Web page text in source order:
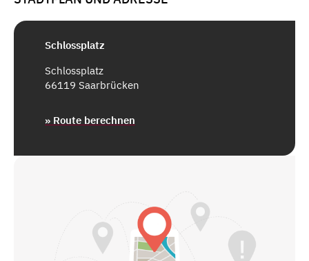
Schlossplatz
Schlossplatz
66119 Saarbrücken
» Route berechnen